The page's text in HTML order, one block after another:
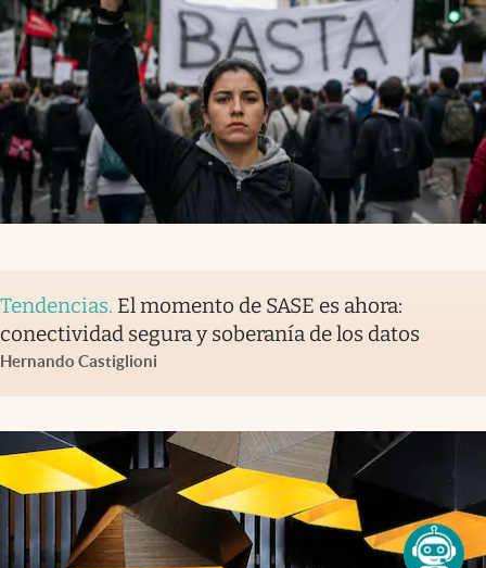
Tendencias. El momento de SASE es ahora:
conectividad segura y soberanía de los datos
Hernando Castiglioni